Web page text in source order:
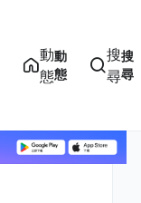
動
態
動
態
搜
尋
搜
尋